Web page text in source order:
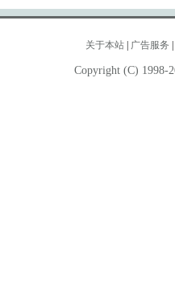
关于本站 广告服务
Copyright (C) 1998-